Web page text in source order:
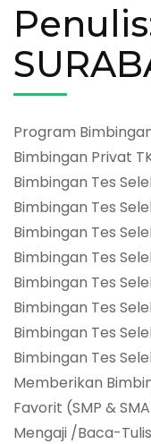
Program
Bimbingan Privat
Bimbingan Tes
Bimbingan Tes
Bimbingan Tes
Bimbingan Tes
Bimbingan Tes
Bimbingan Tes
Bimbingan Tes
Bimbingan Tes
Memberikan
Favorit (SMP &
Mengaji /Baca-